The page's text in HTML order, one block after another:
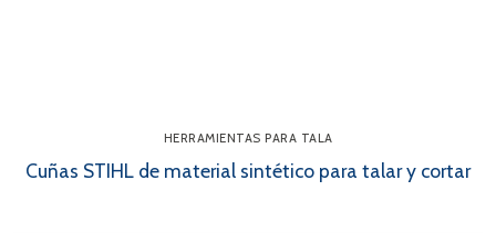
HERRAMIENTAS PARA TALA
Cuñas STIHL de material sintético para talar y cortar